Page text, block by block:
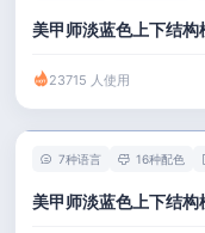
美甲师淡蓝色上下结构
23715 人使用
7种语言 16种配色
美甲师淡蓝色上下结构